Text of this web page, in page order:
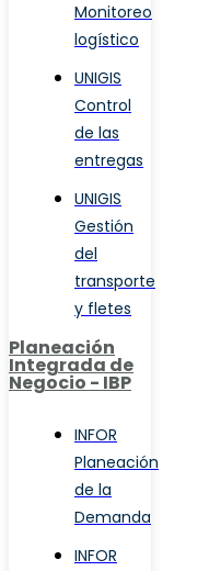
Monitoreo
logístico
UNIGIS
Control
de las
entregas
UNIGIS
Gestión
del
transporte
y fletes
Planeación
Integrada de
Negocio - IBP
INFOR
Planeación
de la
Demanda
INFOR